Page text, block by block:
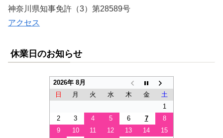
神奈川県知事免許（3）第28589号
アクセス
休業日のお知らせ
2026年 8月
日
月 火 水 木 金
土
1
2
3 4 5 6 7
8
9
10 11 12 13 14
15